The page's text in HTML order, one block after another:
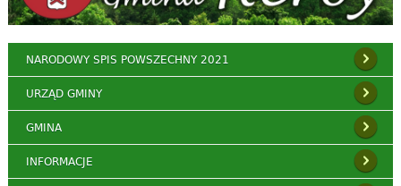
NARODOWY SPIS POWSZECHNY 2021
URZĄD GMINY
GMINA
INFORMACJE